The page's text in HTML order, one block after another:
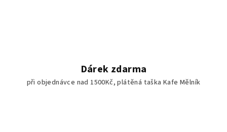
Dárek zdarma
při objednávce nad 1500Kč, plátěná taška Kafe Mělník